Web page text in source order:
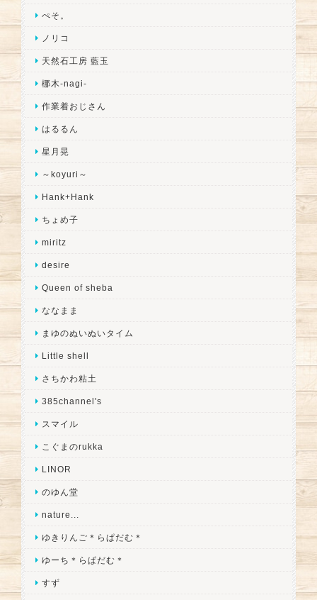
ぺそ。
ノリコ
天然石工房 藍玉
梛木-nagi-
作業着おじさん
はるるん
星月晃
～koyuri～
Hank+Hank
ちょめ子
miritz
desire
Queen of sheba
ななまま
まゆのぬいぬいタイム
Little shell
さちかわ粘土
385channel's
スマイル
こぐまのrukka
LINOR
のゆん堂
nature...
ゆきりんご＊らぱだむ＊
ゆーち＊らぱだむ＊
すず